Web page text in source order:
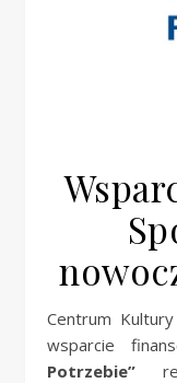
Centrum Kultury i Biblioteka w Bardzie otrzymało
wsparcie
Potrzebie”